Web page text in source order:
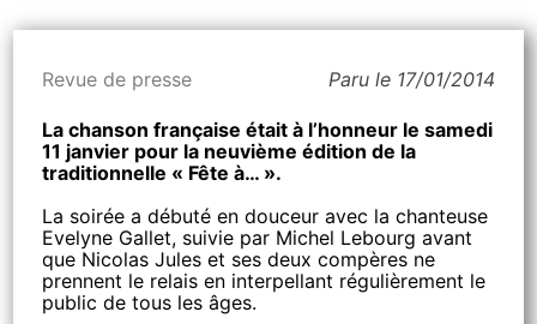
Revue de presse Paru le 17/01/2014
La chanson française était à l’honneur le samedi
11 janvier pour la neuvième édition de la
traditionnelle « Fête à… ».
La soirée a débuté en douceur avec la chanteuse
Evelyne Gallet, suivie par Michel Lebourg avant
que Nicolas Jules et ses deux compères ne
prennent le relais en interpellant régulièrement le
public de tous les âges.